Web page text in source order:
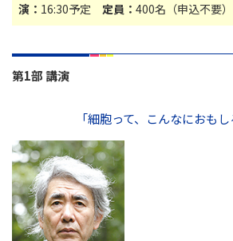
演： 16:30予定 定員： 400名（申込不要）
第1部 講演
「細胞って、こんなにおもし